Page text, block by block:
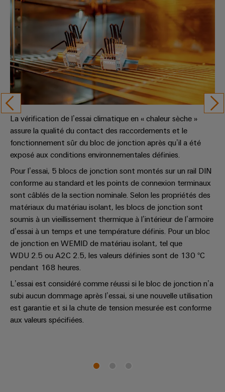
La vérification de l’essai climatique en « chaleur sèche »
assure la qualité du contact des raccordements et le
fonctionnement sûr du bloc de jonction après qu’il a été
exposé aux conditions environnementales définies.
Pour l’essai, 5 blocs de jonction sont montés sur un rail DIN
conforme au standard et les points de connexion terminaux
sont câblés de la section nominale. Selon les propriétés des
matériaux du matériau isolant, les blocs de jonction sont
soumis à un vieillissement thermique à l’intérieur de l’armoire
d’essai à un temps et une température définis. Pour un bloc
de jonction en WEMID de matériau isolant, tel que
WDU 2.5 ou A2C 2.5, les valeurs définies sont de 130 °C
pendant 168 heures.
L’essai est considéré comme réussi si le bloc de jonction n’a
subi aucun dommage après l’essai, si une nouvelle utilisation
est garantie et si la chute de tension mesurée est conforme
aux valeurs spécifiées.